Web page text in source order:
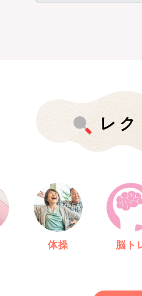
レ
体操 脳ト